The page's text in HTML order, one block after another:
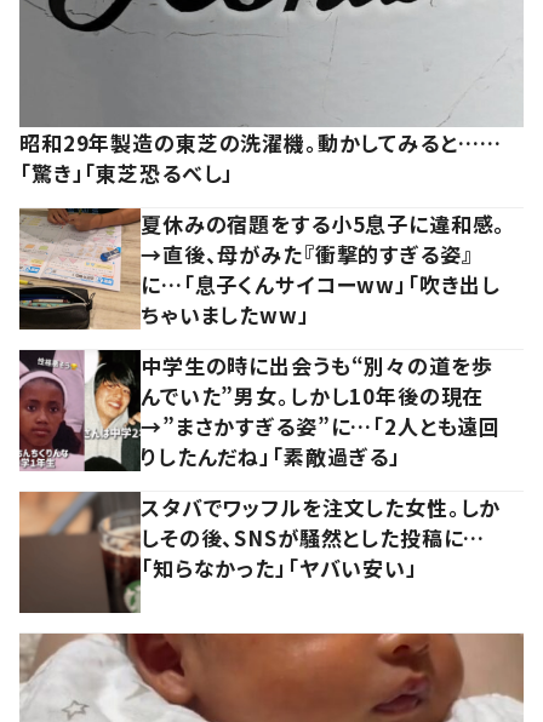
昭和29年製造の東芝の洗濯機。動かしてみると……
「驚き」「東芝恐るべし」
夏休みの宿題をする小5息子に違和感。
→直後、母がみた『衝撃的すぎる姿』
に…「息子くんサイコーww」「吹き出し
ちゃいましたww」
中学生の時に出会うも“別々の道を歩
んでいた”男女。しかし10年後の現在
→”まさかすぎる姿”に…「2人とも遠回
りしたんだね」「素敵過ぎる」
スタバでワッフルを注文した女性。しか
しその後、SNSが騒然とした投稿に…
「知らなかった」「ヤバい安い」